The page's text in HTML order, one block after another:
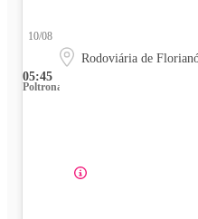
05:45
10/08
Rodoviária de
Poltrona